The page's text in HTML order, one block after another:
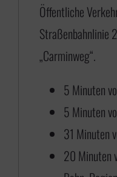
Öffentliche
Straßenbahnlinie
„Carminweg“.
5 Minuten
5 Minuten
31 Minuten
20 Minuten